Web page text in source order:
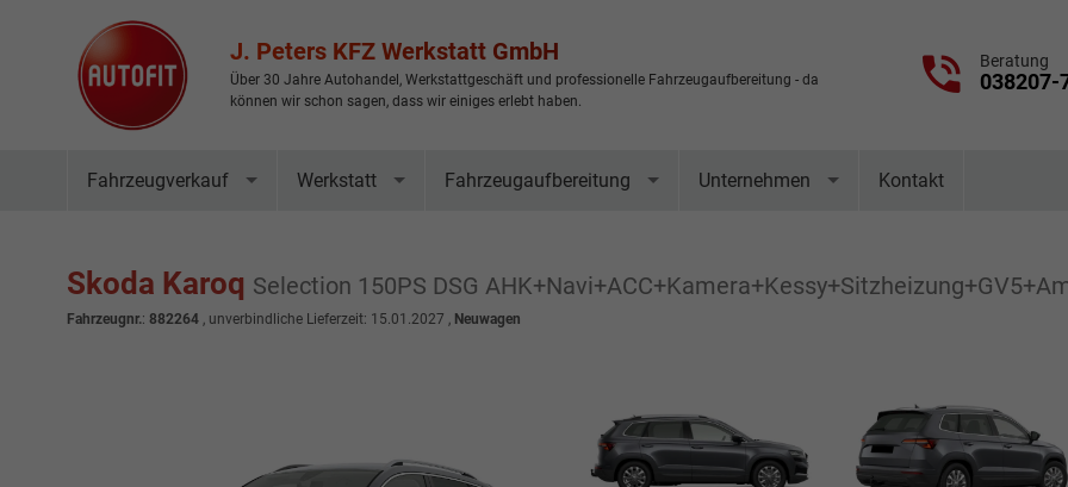
J. Peters KFZ Werkstatt GmbH
Über 30 Jahre Autohandel, Werkstattgeschäft und professionelle Fahrzeugaufbereitung - da
können wir schon sagen, dass wir einiges erlebt haben.
Beratung
038207-
Fahrzeugverkauf Werkstatt Fahrzeugaufbereitung Unternehmen Kontakt
Skoda Karoq Selection 150PS DSG
Fahrzeugnr.: 882264 , unverbindliche Lieferzeit: 15.01.2027 , Neuwagen